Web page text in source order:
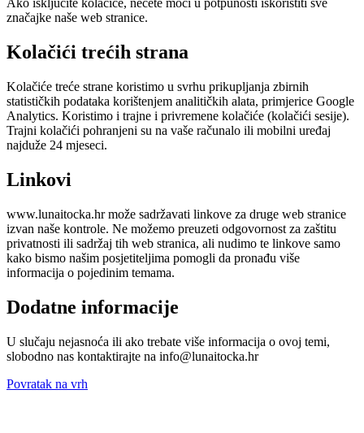
Ako isključite kolačiće, nećete moći u potpunosti iskoristiti sve
značajke naše web stranice.
Kolačići trećih strana
Kolačiće treće strane koristimo u svrhu prikupljanja zbirnih
statističkih podataka korištenjem analitičkih alata, primjerice Google
Analytics. Koristimo i trajne i privremene kolačiće (kolačići sesije).
Trajni kolačići pohranjeni su na vaše računalo ili mobilni uređaj
najduže 24 mjeseci.
Linkovi
www.lunaitocka.hr može sadržavati linkove za druge web stranice
izvan naše kontrole. Ne možemo preuzeti odgovornost za zaštitu
privatnosti ili sadržaj tih web stranica, ali nudimo te linkove samo
kako bismo našim posjetiteljima pomogli da pronađu više
informacija o pojedinim temama.
Dodatne informacije
U slučaju nejasnoća ili ako trebate više informacija o ovoj temi,
slobodno nas kontaktirajte na info@lunaitocka.hr
Povratak na vrh